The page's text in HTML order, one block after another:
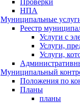
Проверки
НПА
Муниципальные
Реестр
Услуги с
Услуги,
Услуги,
Муниципальный
Положения по
Планы
планы